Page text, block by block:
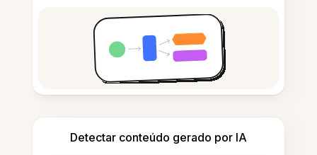
Detectar conteúdo gerado por IA